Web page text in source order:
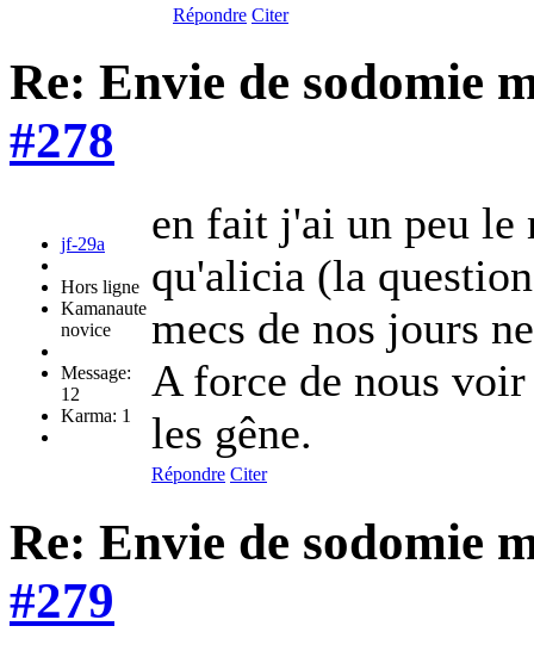
Répondre Citer
Re: Envie de sodomie
#278
jf-29a
Hors ligne
Kamanaute
novice
Message:
12
Karma: 1
en fait j'ai un peu le
qu'alicia (la
mecs de nos jours
A force de nous voir
les gêne.
Répondre Citer
Re: Envie de sodomie
#279